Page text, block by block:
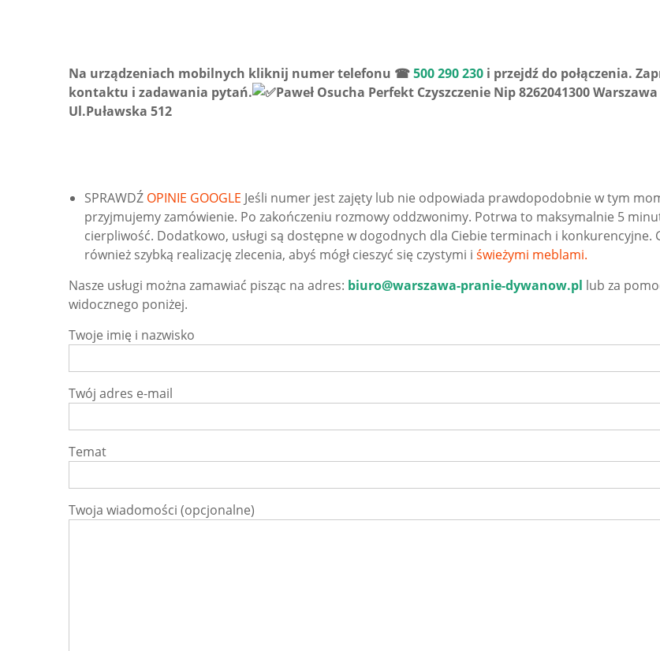
Na urządzeniach mobilnych kliknij numer telefonu ☎500 290 230 i przejdź do połączenia.
kontaktu i zadawania pytań.
Paweł Osucha Perfekt Czyszczenie Nip 8262041300 Warszawa
Ul.Puławska 512
SPRAWDŹ OPINIE GOOGLE Jeśli numer jest zajęty lub nie odpowiada prawdopodobnie w tym
przyjmujemy zamówienie. Po zakończeniu rozmowy oddzwonimy. Potrwa to maksymalnie 5
cierpliwość. Dodatkowo, usługi są dostępne w dogodnych dla Ciebie terminach i konkurencyjne.
również szybką realizację zlecenia, abyś mógł cieszyć się czystymi i świeżymi meblami.
Nasze usługi można zamawiać pisząc na adres: biuro@warszawa-pranie-dywanow.pl lub za
widocznego poniżej.
Twoje imię i nazwisko
Twój adres e-mail
Temat
Twoja wiadomości (opcjonalne)